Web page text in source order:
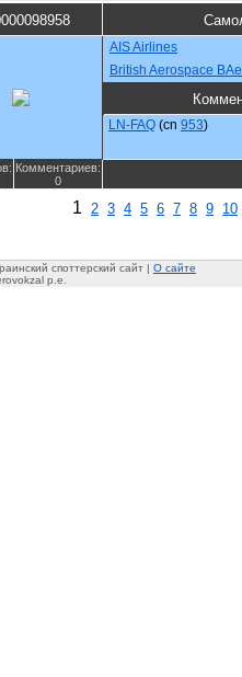
AIS Airlines
British Aerospace
LN-FAQ (cn 953)
Комментариев:
0
1 2 3 4 5 6 7 8 9 10
споттерский сайт | О сайте
p.e.